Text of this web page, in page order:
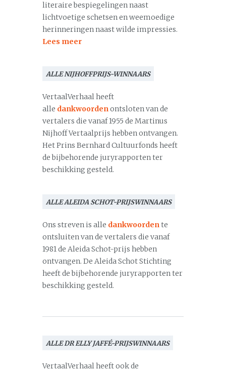
literaire bespiegelingen naast
lichtvoetige schetsen en weemoedige
herinneringen naast wilde impressies.
Lees meer
ALLE NIJHOFFPRIJS-WINNAARS
VertaalVerhaal heeft
alle dankwoordenontsloten van de
vertalers die vanaf 1955 de Martinus
Nijhoff Vertaalprijs hebben ontvangen.
Het Prins Bernhard Cultuurfonds heeft
de bijbehorende juryrapporten ter
beschikking gesteld.
ALLE ALEIDA SCHOT-PRIJSWINNAARS
Ons streven is alle dankwoordente
ontsluiten van de vertalers die vanaf
1981 de Aleida Schot-prijs hebben
ontvangen. De Aleida Schot Stichting
heeft de bijbehorende juryrapporten ter
beschikking gesteld.
ALLE DR ELLY JAFFÉ-PRIJSWINNAARS
VertaalVerhaal heeft ook de